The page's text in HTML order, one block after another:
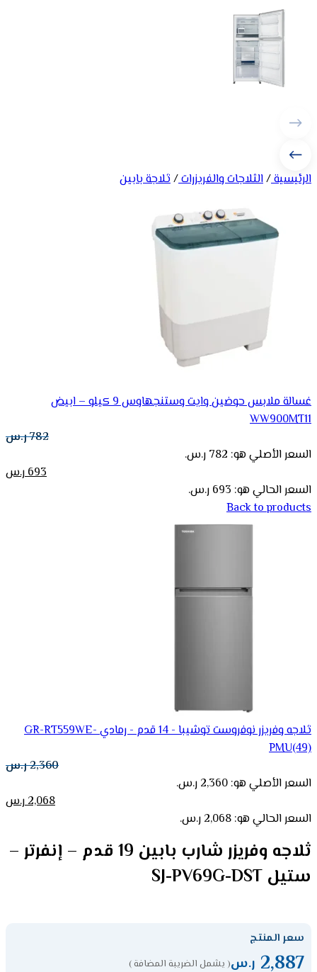
الرئيسية/الثلاجات والفريزرات/ثلاجة بابين
غسالة ملابس حوضين وايت وستنجهاوس 9 كيلو – ابيض
WW900MT11
782ر.س
السعر الأصلي هو: 782 ر.س.
693ر.س
السعر الحالي هو: 693 ر.س.
Back to products
ثلاجه وفريزر نوفروست توشيبا - 14 قدم - رمادي GR-RT559WE-
PMU(49)
2,360ر.س
السعر الأصلي هو: 2,360 ر.س.
2,068ر.س
السعر الحالي هو: 2,068 ر.س.
ثلاجه وفريزر شارب بابين 19 قدم – إنفرتر –
ستيل SJ-PV69G-DST
سعر المنتج
2,887 ر.س( يشمل الضريبة المضافة )